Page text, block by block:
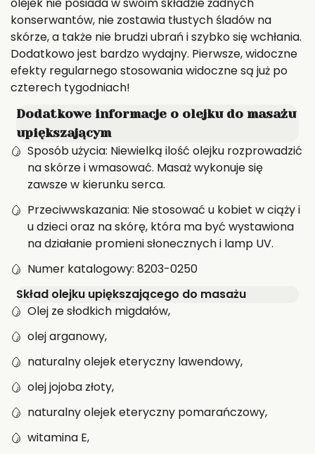
konserwantów, nie zostawia tłustych śladów na
skórze, a także nie brudzi ubrań i szybko się wchłania.
Dodatkowo jest bardzo wydajny. Pierwsze, widoczne
efekty regularnego stosowania widoczne są już po
czterech tygodniach!
Dodatkowe informacje o olejku do masażu
upiększającym
Sposób użycia: Niewielką ilość olejku rozprowadzić
na skórze i wmasować. Masaż wykonuje się
zawsze w kierunku serca.
Przeciwwskazania: Nie stosować u kobiet w ciąży i
u dzieci oraz na skórę, która ma być wystawiona
na działanie promieni słonecznych i lamp UV.
Numer katalogowy: 8203-0250
Skład olejku upiększającego do masażu
Olej ze słodkich migdałów,
olej arganowy,
naturalny olejek eteryczny lawendowy,
olej jojoba złoty,
naturalny olejek eteryczny pomarańczowy,
witamina E,